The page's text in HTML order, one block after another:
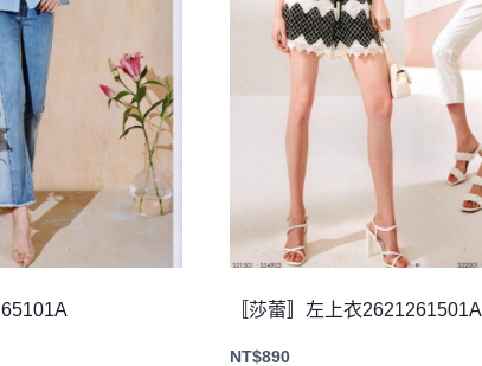
〚莎蕾〛左上衣2621261501A
NT$890